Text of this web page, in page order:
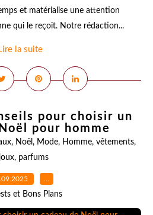
et matérialise une attention
qui le reçoit. Notre rédaction...
la suite
pour choisir un
pour homme
, Noël , Mode, Homme, vêtements,
, parfums
…
et Bons Plans